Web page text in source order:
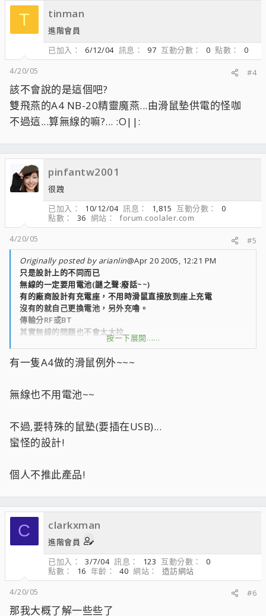
T tinman
進階會員
已加入
6/12/04 訊息 97 互動分數 0 點數
0
4/20/05
#4
該不會說的是這個吧?
雙飛燕的A4 NB-20精靈魔燕...由滑鼠墊供電的怪咖
不過這...算無線的嘛?... :O||:
pinfantw2001
很跩
已加入
10/12/04 訊息 1,815 互動分數
0
點數
36 網站
forum.coolaler.com
4/20/05
#5
Originally posted by arianlin@Apr 20 2005, 12:21 PM
只是設計上的不同而已
無線的一定要用電池(謎之聲:廢話~~)
有的廠商設計有充電座，不用時滑鼠直接放到座上充電
沒有的就自己更換電池，另外充嚕。
傳輸分RF或BT
其實無線的問題也不會太大拉
只要注意電夠不夠就可以嚕
按一下展開……
有一隻A4做的滑鼠例外~~~
無線也不用電池~~
不過,要特殊的鼠塾(要插在USB)...
蠻怪的設計!
個人不推此產品!
C clarkxman
進階會員
已加入
3/7/04 訊息 123 互動分數
0
點數
16 年齡 40 網站
造訪網站
4/20/05
#6
那我大概了解一些些了